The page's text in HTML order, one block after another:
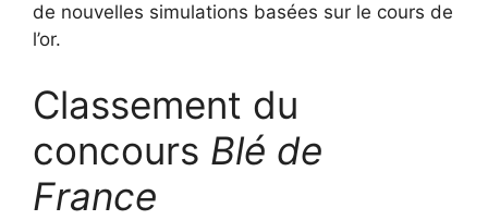
de nouvelles simulations basées sur le cours de
l’or.
Classement du
concours Blé de
France